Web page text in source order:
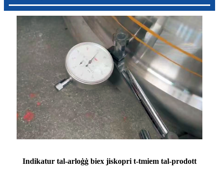
Indikatur tal-arloġġ biex jiskopri t-tmiem tal-prodott